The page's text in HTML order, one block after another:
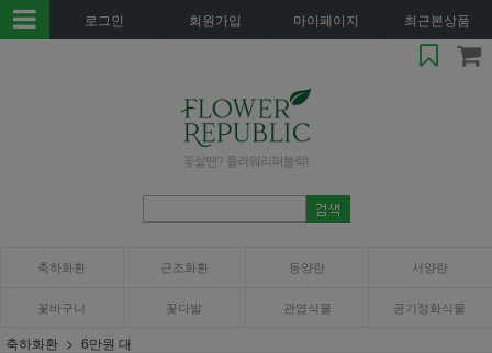
로그인 회원가입 마이페이지 최근본상품
축하화환 근조화환 동양란 서양란
꽃바구니 꽃다발 관엽식물 공기정화식물
축하화환 6만원 대